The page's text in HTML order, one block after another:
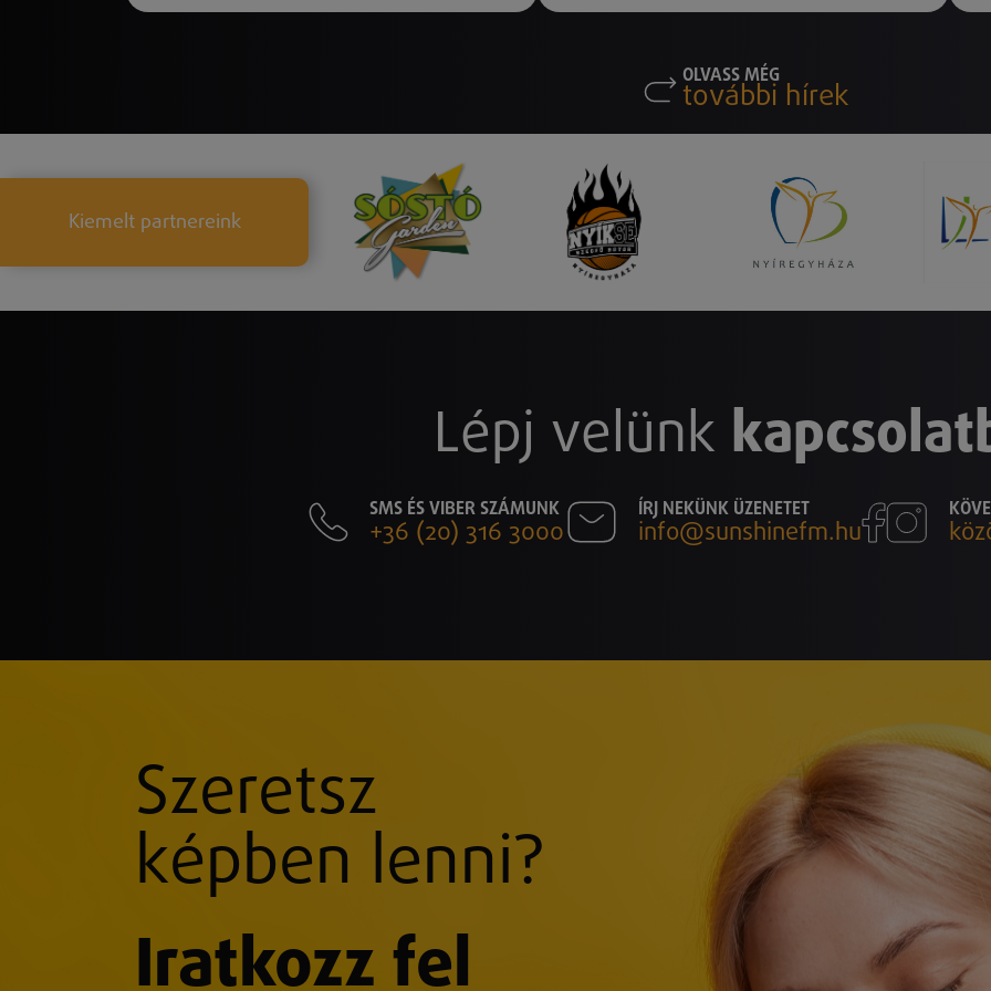
OLVASS MÉG
további hírek
Kiemelt partnereink
Lépj velünk
SMS ÉS VIBER SZÁMUNK
+36 (20) 316 3000
ÍRJ NEKÜNK ÜZENETET
info@sunshinefm.hu
Szeretsz
képben lenni?
Iratkozz fel